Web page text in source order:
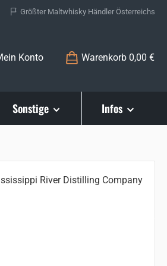
Größter Maltwhisky Händler Österreichs
Produkte auf dem Merkzettel
Konto Warenkorb 0,00 €
Sonstige Infos
River Distilling Company